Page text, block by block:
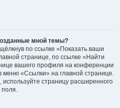
мной темы?
по ссылке «Показать ваши
странице, по ссылке «Найти
вашего профиля на конференции
«Ссылки» на главной странице.
страницу расширенного
поля.